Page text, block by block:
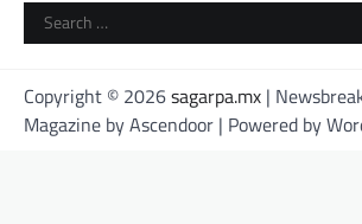
Search
for:
Copyright © 2026sagarpa.mx |
Magazine byAscendoor | Powered by